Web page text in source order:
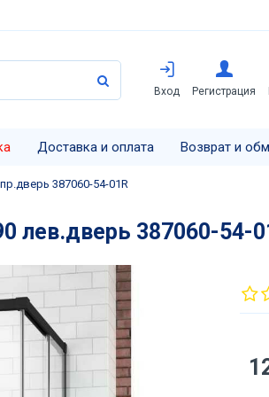
Вход Регистрация
Доставка и оплата Возврат и
387060-54-01R
лев.дверь 387060-54-